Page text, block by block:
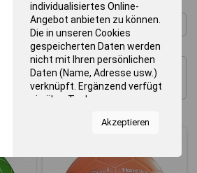
individualisiertes Online-
Angebot anbieten zu können.
Die in unseren Cookies
gespeicherten Daten werden
nicht mit Ihren persönlichen
Daten (Name, Adresse usw.)
verknüpft. Ergänzend verfügt
sie über Tools von
Statistiken zur Nutzung
zum Anzeigen relevanter
Akzeptieren